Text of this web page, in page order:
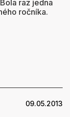
raz jedna
ročníka.
09.05.2013